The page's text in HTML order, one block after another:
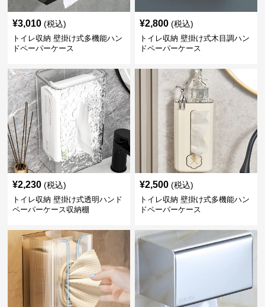
¥3,010 (税込)
トイレ収納 壁掛け式多機能ハン
ドペーパーケース
¥2,800 (税込)
トイレ収納 壁掛け式木目調ハン
ドペーパーケース
¥2,230 (税込)
トイレ収納 壁掛け式透明ハンド
ペーパーケース収納棚
¥2,500 (税込)
トイレ収納 壁掛け式多機能ハン
ドペーパーケース